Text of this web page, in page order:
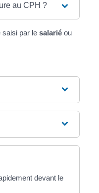
au CPH ?
saisi par lesalarié ou
devant le